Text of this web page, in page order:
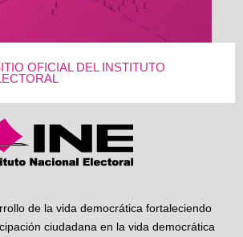
OFICIAL DEL INSTITUTO
de la vida democrática fortaleciendo
ciudadana en la vida democrática